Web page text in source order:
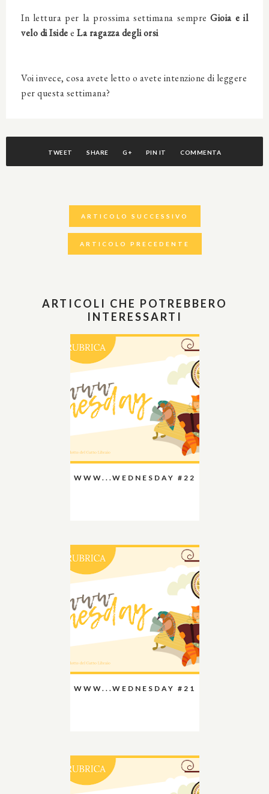
In lettura per la prossima settimana sempreGioia e il
velo di Isidee La ragazza degli orsi
Voi invece, cosa avete letto o avete intenzione di leggere
per questa settimana?
TWEET SHARE G+ PIN IT COMMENTA
ARTICOLO SUCCESSIVO
ARTICOLO PRECEDENTE
ARTICOLI CHE POTREBBERO
INTERESSARTI
WWW...WEDNESDAY #22
WWW...WEDNESDAY #21